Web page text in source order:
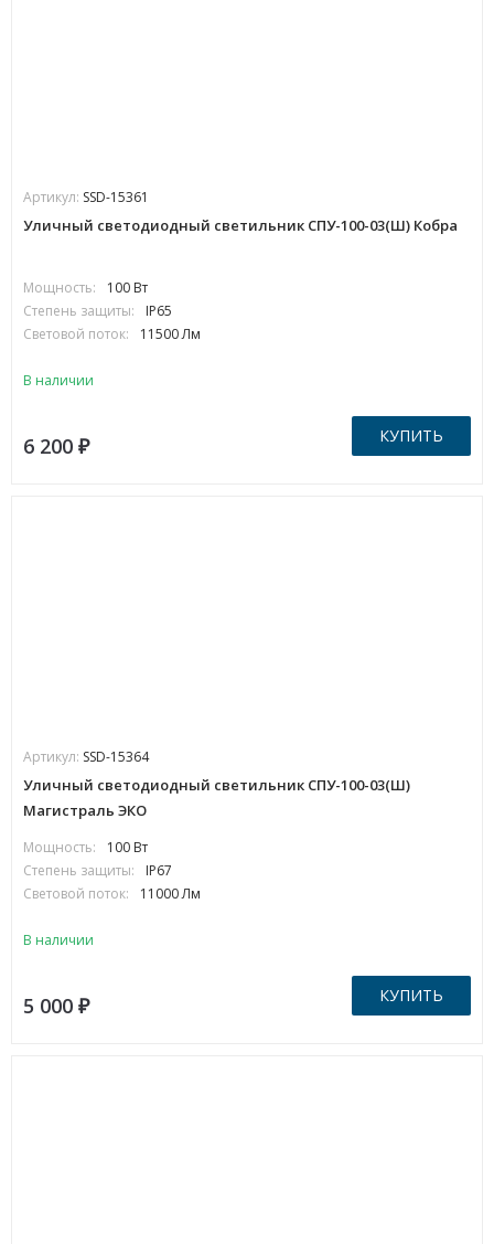
Артикул: SSD-15361
Уличный светодиодный светильник СПУ-100-03(Ш) Кобра
Мощность:
100 Вт
Степень защиты:
IP65
Световой поток:
11500 Лм
В наличии
6 200 ₽ КУПИТЬ
Артикул: SSD-15364
Уличный светодиодный светильник СПУ-100-03(Ш)
Магистраль ЭКО
Мощность:
100 Вт
Степень защиты:
IP67
Световой поток:
11000 Лм
В наличии
5 000 ₽ КУПИТЬ